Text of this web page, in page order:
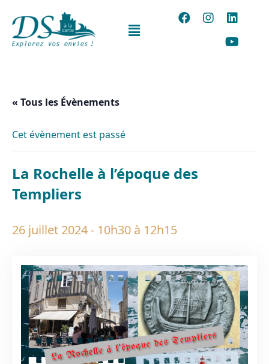
« Tous les Évènements
Cet évènement est passé
La Rochelle à l’époque des
Templiers
26 juillet 2024 - 10h30 à 12h15